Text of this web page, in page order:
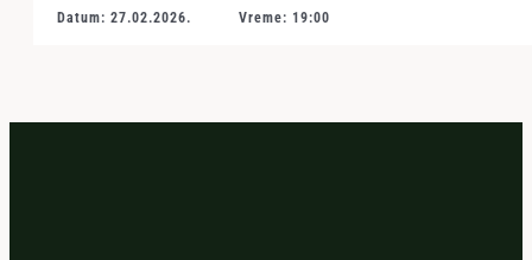
Datum: 27.02.2026. Vreme: 19:00